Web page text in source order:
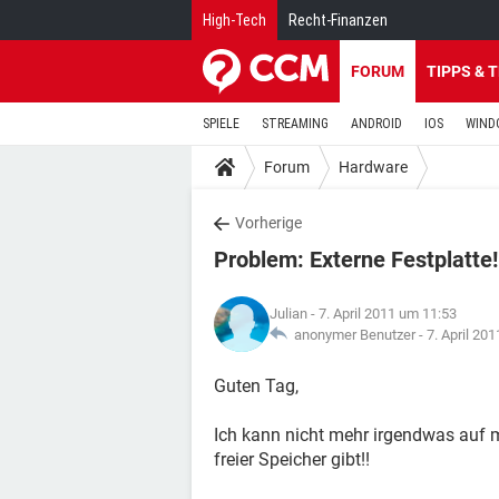
High-Tech Recht-Finanzen
FORUM TIPPS &
SPIELE STREAMING ANDROID IOS
Forum Hardware
Vorherige
Problem: Externe
Julian - 7. April 2011 um 11:53
anonymer Benutzer - 7. April
Guten Tag,
Ich kann nicht mehr irgendwas auf
freier Speicher gibt!!